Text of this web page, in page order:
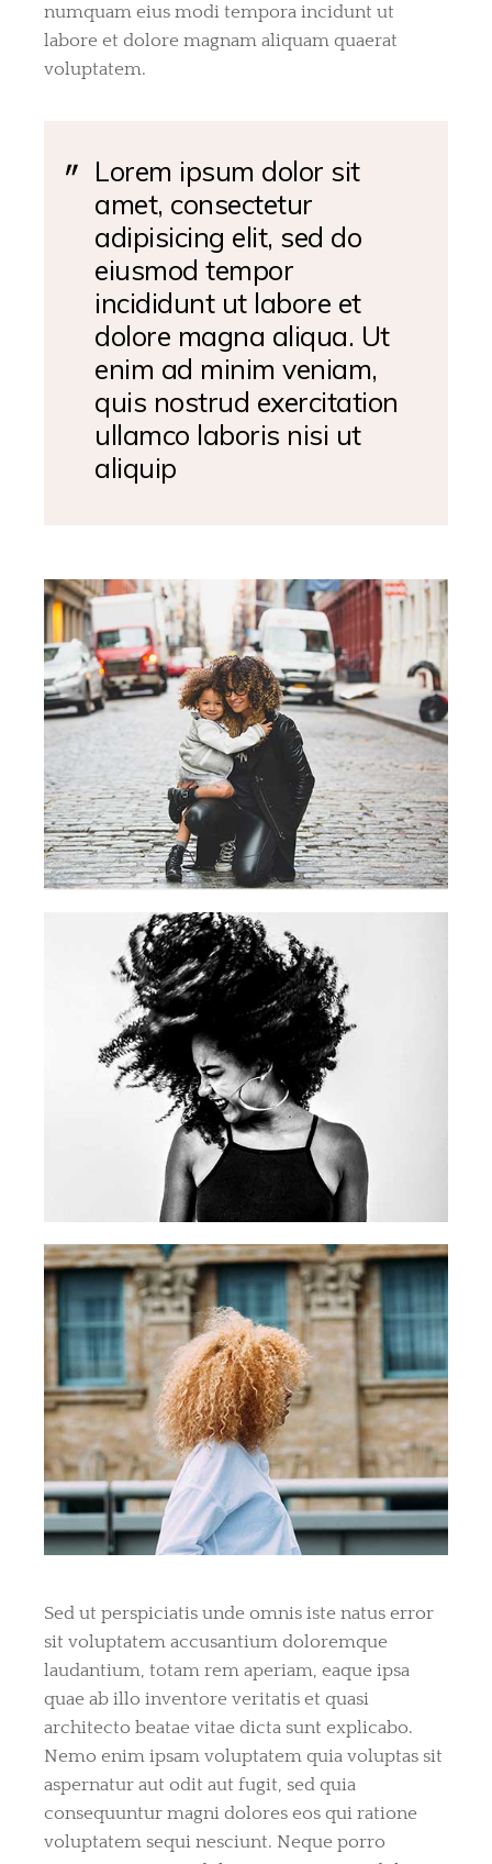
numquam eius modi tempora incidunt ut
labore et dolore magnam aliquam quaerat
voluptatem.
Lorem ipsum dolor sit
amet, consectetur
adipisicing elit, sed do
eiusmod tempor
incididunt ut labore et
dolore magna aliqua. Ut
enim ad minim veniam,
quis nostrud exercitation
ullamco laboris nisi ut
aliquip
Sed ut perspiciatis unde omnis iste natus error
sit voluptatem accusantium doloremque
laudantium, totam rem aperiam, eaque ipsa
quae ab illo inventore veritatis et quasi
architecto beatae vitae dicta sunt explicabo.
Nemo enim ipsam voluptatem quia voluptas sit
aspernatur aut odit aut fugit, sed quia
consequuntur magni dolores eos qui ratione
voluptatem sequi nesciunt. Neque porro